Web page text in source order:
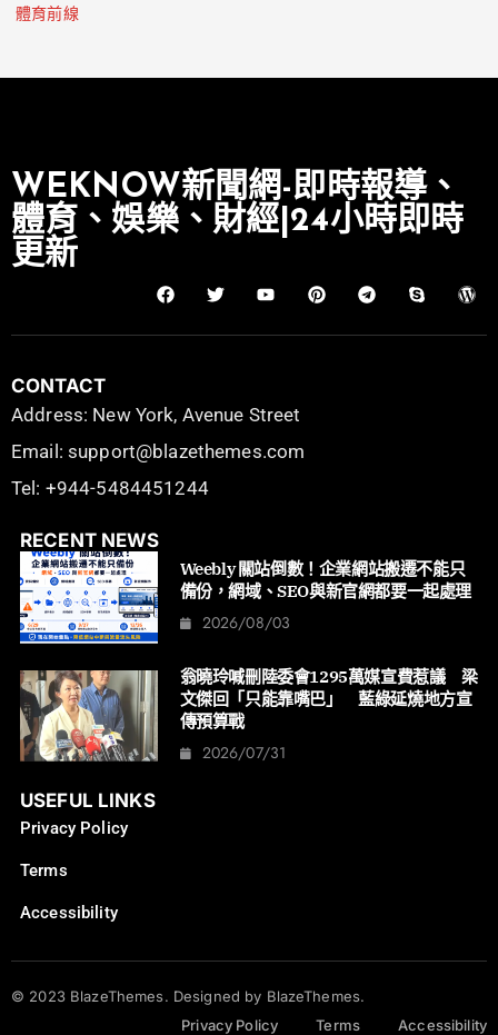
體育前線
WEKNOW新聞網-即時報導、
體育、娛樂、財經|24小時即時
更新
CONTACT
Address: New York, Avenue Street
Email: support@blazethemes.com
Tel: +944-5484451244
RECENT NEWS
Weebly 關站倒數！企業網站搬遷不能只
備份，網域、SEO與新官網都要一起處理
2026/08/03
翁曉玲喊刪陸委會1295萬媒宣費惹議 梁
文傑回「只能靠嘴巴」 藍綠延燒地方宣
傳預算戰
2026/07/31
USEFUL LINKS
Privacy Policy
Terms
Accessibility
© 2023 BlazeThemes. Designed by BlazeThemes.
Privacy Policy
Terms Accessibility